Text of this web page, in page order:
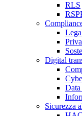
RLS
Digital
Data
Sicurezza